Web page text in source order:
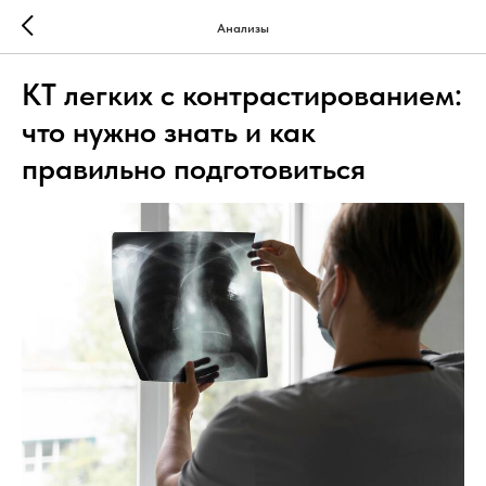
Анализы
КТ легких с контрастированием:
что нужно знать и как
правильно подготовиться